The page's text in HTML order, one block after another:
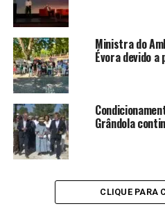
Ministra do
Évora devido
Grândola
CLIQUE PARA